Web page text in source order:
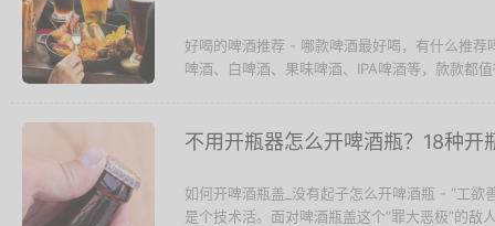
好喝的啤酒推荐 - 哪款啤酒最好喝，有什么推
啤酒、白啤酒、果味啤酒、IPA啤酒等，款款都
不用开瓶器怎么开啤酒瓶？18种开
如何开啤酒瓶盖_没有起子怎么开啤酒瓶 - “工
是个技术活。面对啤酒瓶盖这个“罪大恶极”的